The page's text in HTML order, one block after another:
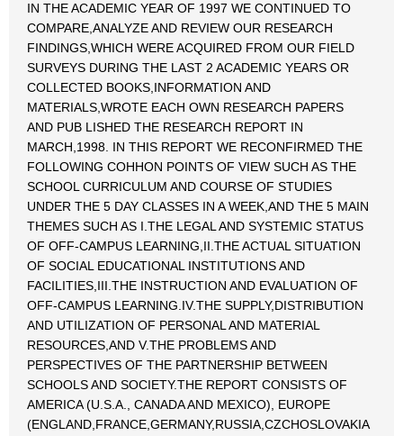
IN THE ACADEMIC YEAR OF 1997 WE CONTINUED TO
COMPARE,ANALYZE AND REVIEW OUR RESEARCH
FINDINGS,WHICH WERE ACQUIRED FROM OUR FIELD
SURVEYS DURING THE LAST 2 ACADEMIC YEARS OR
COLLECTED BOOKS,INFORMATION AND
MATERIALS,WROTE EACH OWN RESEARCH PAPERS
AND PUB LISHED THE RESEARCH REPORT IN
MARCH,1998. IN THIS REPORT WE RECONFIRMED THE
FOLLOWING COHHON POINTS OF VIEW SUCH AS THE
SCHOOL CURRICULUM AND COURSE OF STUDIES
UNDER THE 5 DAY CLASSES IN A WEEK,AND THE 5 MAIN
THEMES SUCH AS I.THE LEGAL AND SYSTEMIC STATUS
OF OFF-CAMPUS LEARNING,II.THE ACTUAL SITUATION
OF SOCIAL EDUCATIONAL INSTITUTIONS AND
FACILITIES,III.THE INSTRUCTION AND EVALUATION OF
OFF-CAMPUS LEARNING.IV.THE SUPPLY,DISTRIBUTION
AND UTILIZATION OF PERSONAL AND MATERIAL
RESOURCES,AND V.THE PROBLEMS AND
PERSPECTIVES OF THE PARTNERSHIP BETWEEN
SCHOOLS AND SOCIETY.THE REPORT CONSISTS OF
AMERICA (U.S.A., CANADA AND MEXICO), EUROPE
(ENGLAND,FRANCE,GERMANY,RUSSIA,CZCHOSLOVAKIA